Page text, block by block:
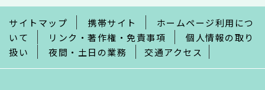
で
サイトマップ 携帯サイト
ホームページ利用につ
いて
リンク・著作権・免責事項
個人情報の取り
扱い
夜間・土日の業務 交通アクセス